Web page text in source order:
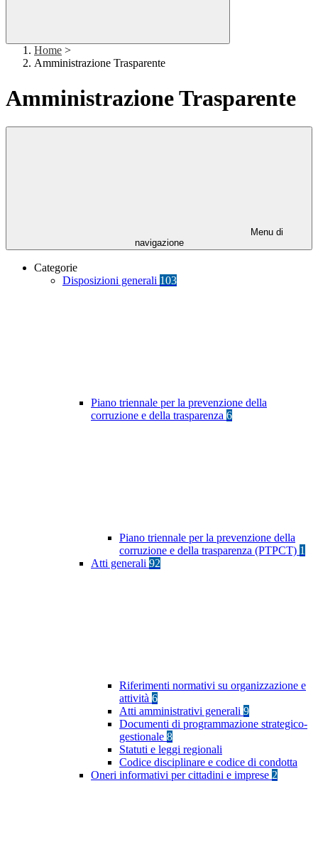
Home >
Amministrazione Trasparente
Amministrazione Trasparente
Menu di
navigazione
Categorie
Disposizioni generali 103
Piano triennale per la prevenzione della
corruzione e della trasparenza 6
Piano triennale per la prevenzione della
corruzione e della trasparenza (PTPCT) 1
Atti generali 92
Riferimenti normativi su organizzazione e
attività 6
Atti amministrativi generali 9
Documenti di programmazione strategico-
gestionale 8
Statuti e leggi regionali
Codice disciplinare e codice di condotta
Oneri informativi per cittadini e imprese 2